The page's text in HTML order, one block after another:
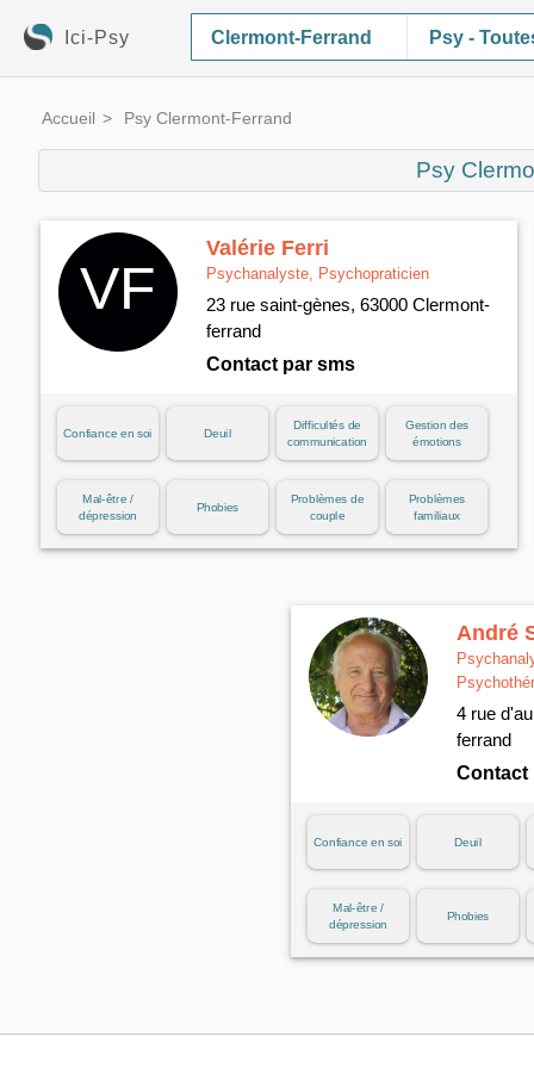
Ici-Psy Psy -
Accueil Psy Clermont-Ferrand
Psy
Valérie Ferri
Psychanalyste, Psychopraticien
23 rue saint-gènes, 63000 Clermont-
ferrand
Contact par sms
Confiance en soi Deuil
Difficultés de
communication
Gestion des
émotions
Mal-être /
dépression
Phobies
Problèmes de
couple
Problèmes
familiaux
Troubles
psychiques
André
4 rue
ferrand
Contact
Confiance en soi Deuil
Mal-être /
dépression
Phobies